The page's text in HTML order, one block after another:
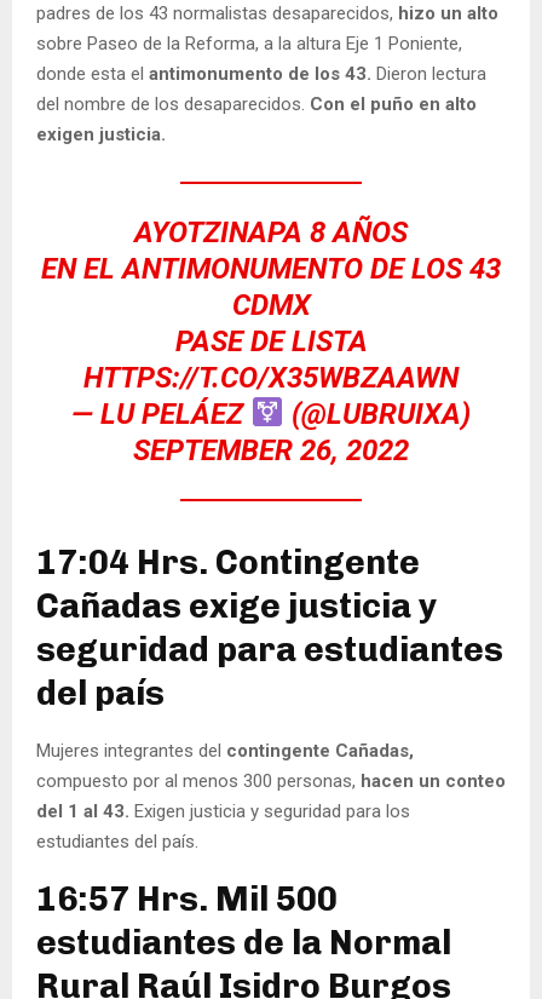
padres de los 43 normalistas desaparecidos, hizo un alto
sobre Paseo de la Reforma, a la altura Eje 1 Poniente,
donde esta el antimonumento de los 43. Dieron lectura
del nombre de los desaparecidos. Con el puño en alto
exigen justicia.
AYOTZINAPA 8 AÑOS
EN EL ANTIMONUMENTO DE LOS 43
CDMX
PASE DE LISTA
HTTPS://T.CO/X35WBZAAWN
— LU PELÁEZ
(@LUBRUIXA)
SEPTEMBER 26, 2022
17:04 Hrs. Contingente
Cañadas exige justicia y
seguridad para estudiantes
del país
Mujeres integrantes del contingente Cañadas,
compuesto por al menos 300 personas, hacen un conteo
del 1 al 43. Exigen justicia y seguridad para los
estudiantes del país.
16:57 Hrs. Mil 500
estudiantes de la Normal
Rural Raúl Isidro Burgos